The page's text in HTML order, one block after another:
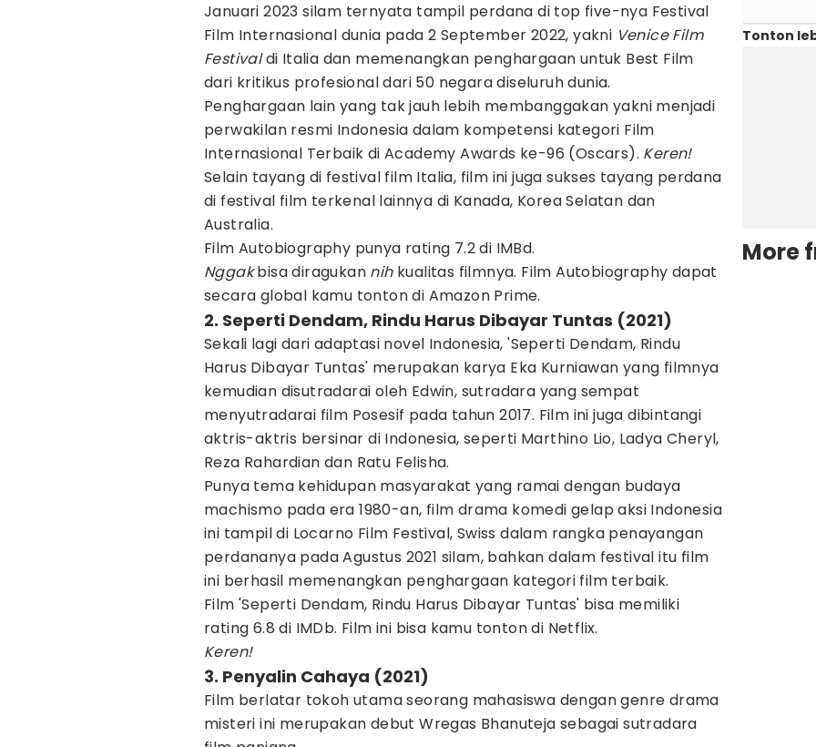
Januari 2023 silam ternyata tampil perdana di top five-nya Festival
Film Internasional dunia pada 2 September 2022, yakni Venice Film
Festivaldi Italia dan memenangkan penghargaan untuk Best Film
dari kritikus profesional dari 50 negara diseluruh dunia.
Penghargaan lain yang tak jauh lebih membanggakan yakni menjadi
perwakilan resmi Indonesia dalam kompetensi kategori Film
Internasional Terbaik di Academy Awards ke-96 (Oscars). Keren!
Selain tayang di festival film Italia, film ini juga sukses tayang perdana
di festival film terkenal lainnya di Kanada, Korea Selatan dan
Australia.
Film Autobiography punya rating 7.2 di IMBd.
Nggakbisa diragukan nihkualitas filmnya. Film Autobiography dapat
secara global kamu tonton di Amazon Prime.
2. Seperti Dendam, Rindu Harus Dibayar Tuntas (2021)
Sekali lagi dari adaptasi novel Indonesia, 'Seperti Dendam, Rindu
Harus Dibayar Tuntas' merupakan karya Eka Kurniawan yang filmnya
kemudian disutradarai oleh Edwin, sutradara yang sempat
menyutradarai film Posesif pada tahun 2017. Film ini juga dibintangi
aktris-aktris bersinar di Indonesia, seperti Marthino Lio, Ladya Cheryl,
Reza Rahardian dan Ratu Felisha.
Punya tema kehidupan masyarakat yang ramai dengan budaya
machismo pada era 1980-an, film drama komedi gelap aksi Indonesia
ini tampil di Locarno Film Festival, Swiss dalam rangka penayangan
perdananya pada Agustus 2021 silam, bahkan dalam festival itu film
ini berhasil memenangkan penghargaan kategori film terbaik.
Film 'Seperti Dendam, Rindu Harus Dibayar Tuntas' bisa memiliki
rating 6.8 di IMDb. Film ini bisa kamu tonton di Netflix.
Keren!
3. Penyalin Cahaya (2021)
Film berlatar tokoh utama seorang mahasiswa dengan genre drama
misteri ini merupakan debut Wregas Bhanuteja sebagai sutradara
Tonton
More